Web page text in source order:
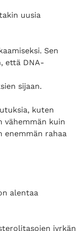
uusia
Sen
että DNA-
sijaan.
kuten
vähemmän kuin
enemmän rahaa
alentaa
jyrkän